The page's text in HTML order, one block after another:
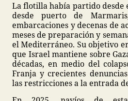
La flotilla había partido desde
desde puerto de
embarcaciones y decenas de
meses de preparación y
el Mediterráneo. Su objetivo
que Israel mantiene sobre
décadas, en medio del
Franja y crecientes
las restricciones a la entrada